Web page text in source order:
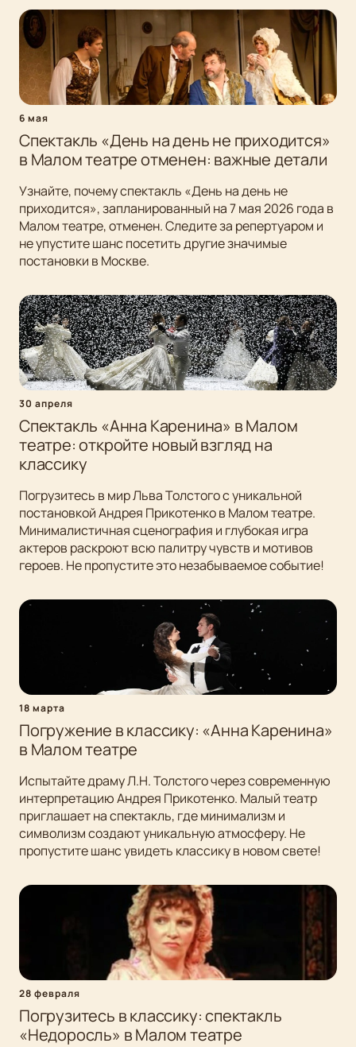
6 мая
Спектакль «День на день не приходится»
в Малом театре отменен: важные детали
Узнайте, почему спектакль «День на день не
приходится», запланированный на 7 мая 2026 года в
Малом театре, отменен. Следите за репертуаром и
не упустите шанс посетить другие значимые
постановки в Москве.
30 апреля
Спектакль «Анна Каренина» в Малом
театре: откройте новый взгляд на
классику
Погрузитесь в мир Льва Толстого с уникальной
постановкой Андрея Прикотенко в Малом театре.
Минималистичная сценография и глубокая игра
актеров раскроют всю палитру чувств и мотивов
героев. Не пропустите это незабываемое событие!
18 марта
Погружение в классику: «Анна Каренина»
в Малом театре
Испытайте драму Л.Н. Толстого через современную
интерпретацию Андрея Прикотенко. Малый театр
приглашает на спектакль, где минимализм и
символизм создают уникальную атмосферу. Не
пропустите шанс увидеть классику в новом свете!
28 февраля
Погрузитесь в классику: спектакль
«Недоросль» в Малом театре